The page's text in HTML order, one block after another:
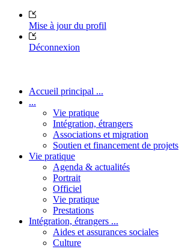
Mise à jour du profil
Déconnexion
Accueil principal ...
...
Vie pratique
Intégration, étrangers
Associations et migration
Soutien et financement de projets
Vie pratique
Agenda & actualités
Portrait
Officiel
Vie pratique
Prestations
Intégration, étrangers ...
Aides et assurances sociales
Culture